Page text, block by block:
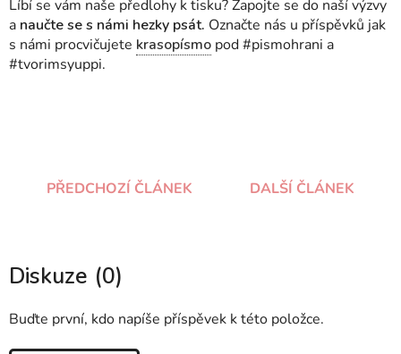
Líbí se vám naše předlohy k tisku? Zapojte se do naší výzvy
a naučte se s námi hezky psát. Označte nás u příspěvků jak
s námi procvičujete krasopísmo pod #pismohrani a
#tvorimsyuppi.
PŘEDCHOZÍ ČLÁNEK DALŠÍ ČLÁNEK
Diskuze (0)
Buďte první, kdo napíše příspěvek k této položce.